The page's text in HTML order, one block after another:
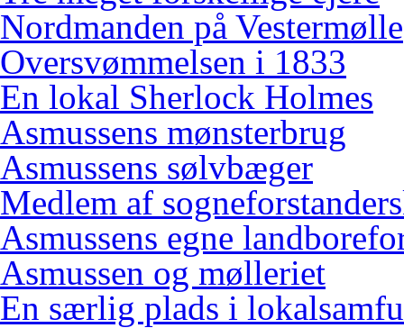
Nordmanden på Vestermølle
Oversvømmelsen i 1833
En lokal Sherlock Holmes
Asmussens mønsterbrug
Asmussens sølvbæger
Medlem af
Asmussens egne
Asmussen og mølleriet
En særlig plads i